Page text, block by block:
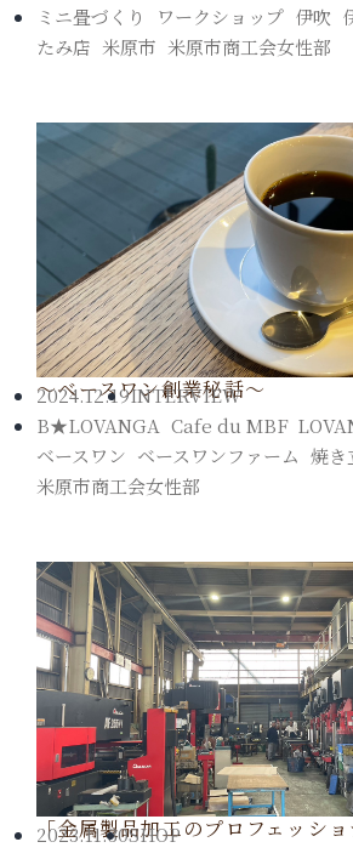
ミニ畳づくり
ワークショップ 伊吹
たみ店 米原市 米原市商工会女性部
～ベースワン創業秘話～
2024.12.19INTERVIEW
B★LOVANGA Cafe du MBF,
ベースワン ベースワンファーム 焼き
米原市商工会女性部
「金属製品加工のプロフェッショ
2023.11.30SHOP